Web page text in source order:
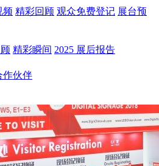
频 精彩回顾 观众免费登记 展台预
精彩瞬间 2025 展后报告
作伙伴